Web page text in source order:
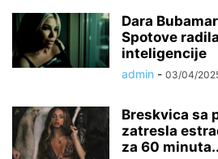
Dara
Spotove
inteligencije
admin - 03/04/
Breskvica sa
zatresla
za 60